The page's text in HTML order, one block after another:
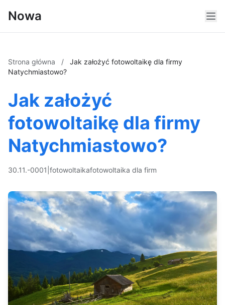
Nowa
Strona główna /
Jak założyć fotowoltaikę dla firmy
Natychmiastowo?
Jak założyć
fotowoltaikę dla firmy
Natychmiastowo?
30.11.-0001 fotowoltaikafotowoltaika dla firm